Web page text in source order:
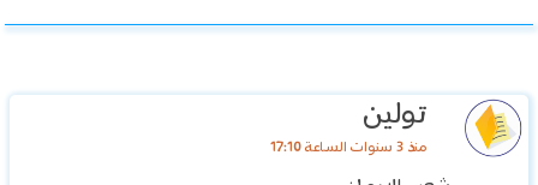
تولين
منذ 3 سنوات الساعة 17:10